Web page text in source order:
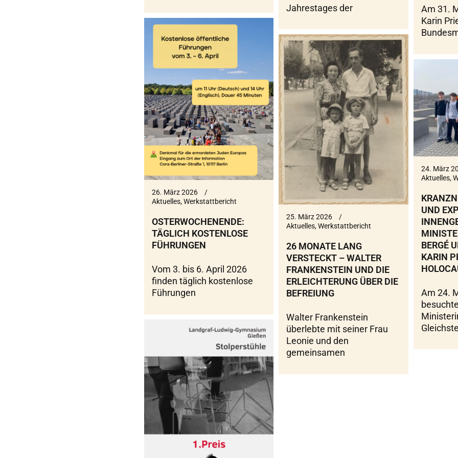
Jahrestages der
Am 31.
Karin
26. März 2026
Aktuelles,Werkstattbericht
OSTERWOCHENENDE:
TÄGLICH KOSTENLOSE
FÜHRUNGEN
Vom 3. bis 6. April 2026
finden täglich kostenlose
Führungen
25. März 2026
Aktuelles,Werkstattbericht
26 MONATE LANG
VERSTECKT – WALTER
FRANKENSTEIN UND DIE
ERLEICHTERUNG ÜBER DIE
BEFREIUNG
Walter Frankenstein
überlebte mit seiner Frau
Leonie und den
gemeinsamen
24. März
Aktuelles,
UND
BERGÉ
KARIN
Am 24.